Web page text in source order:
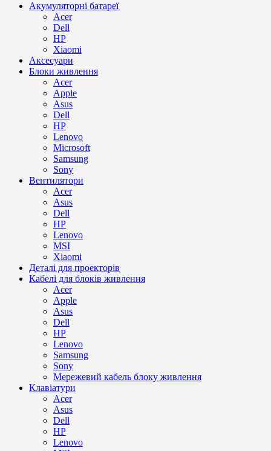
Акумуляторні батареї
Acer
Dell
HP
Xiaomi
Аксесуари
Блоки живлення
Acer
Apple
Asus
Dell
HP
Lenovo
Microsoft
Samsung
Sony
Вентилятори
Acer
Asus
Dell
HP
Lenovo
MSI
Xiaomi
Деталі для проекторів
Кабелі для блоків живлення
Acer
Apple
Asus
Dell
HP
Lenovo
Samsung
Sony
Мережевий кабель блоку живлення
Клавіатури
Acer
Asus
Dell
HP
Lenovo